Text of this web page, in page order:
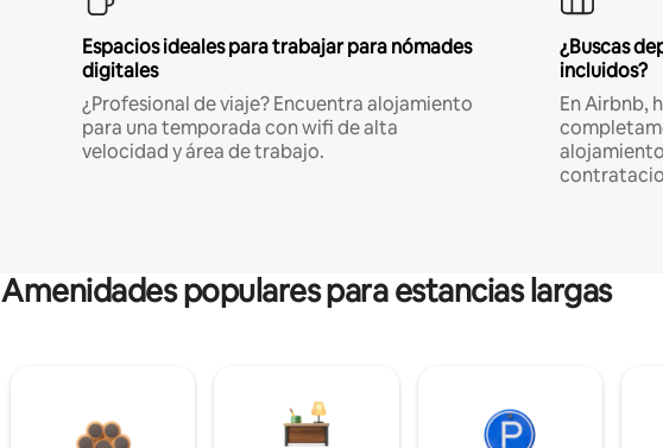
Espacios ideales para trabajar para nómades
digitales
¿Profesional de viaje? Encuentra alojamiento
para una temporada con wifi de alta
velocidad y área de trabajo.
¿Buscas
incluidos?
En Airbnb,
Amenidades populares para estancias largas